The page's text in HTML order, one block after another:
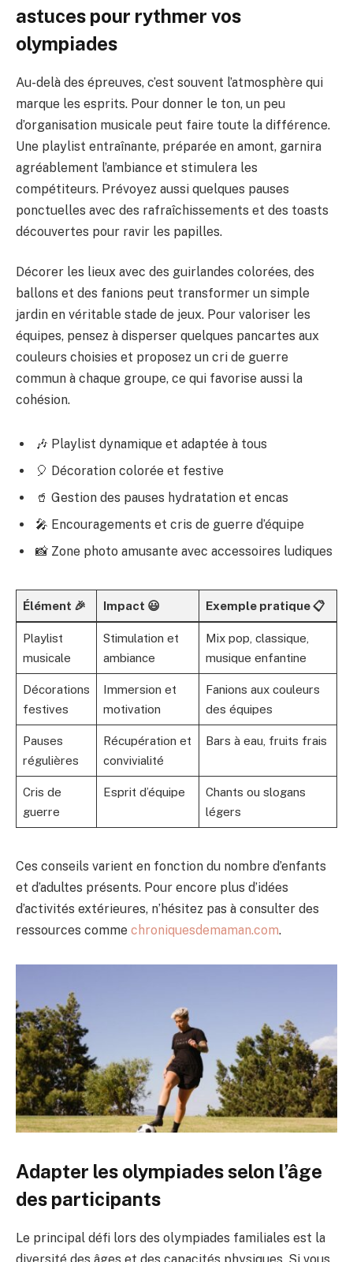
astuces pour rythmer vos
olympiades
Au-delà des épreuves, c’est souvent l’atmosphère qui
marque les esprits. Pour donner le ton, un peu
d’organisation musicale peut faire toute la différence.
Une playlist entraînante, préparée en amont, garnira
agréablement l’ambiance et stimulera les
compétiteurs. Prévoyez aussi quelques pauses
ponctuelles avec des rafraîchissements et des toasts
découvertes pour ravir les papilles.
Décorer les lieux avec des guirlandes colorées, des
ballons et des fanions peut transformer un simple
jardin en véritable stade de jeux. Pour valoriser les
équipes, pensez à disperser quelques pancartes aux
couleurs choisies et proposez un cri de guerre
commun à chaque groupe, ce qui favorise aussi la
cohésion.
🎶 Playlist dynamique et adaptée à tous
🎈 Décoration colorée et festive
🥤 Gestion des pauses hydratation et encas
🎤 Encouragements et cris de guerre d’équipe
📸 Zone photo amusante avec accessoires ludiques
Élément 🎉 Impact 😃 Exemple pratique 📋
Playlist
musicale
Stimulation et
ambiance
Mix pop, classique,
musique enfantine
Décorations
festives
Immersion et
motivation
Fanions aux couleurs
des équipes
Pauses
régulières
Récupération et
convivialité
Bars à eau, fruits frais
Cris de
guerre
Esprit d’équipe
Chants ou slogans
légers
Ces conseils varient en fonction du nombre d’enfants
et d’adultes présents. Pour encore plus d’idées
d’activités extérieures, n’hésitez pas à consulter des
ressources comme chroniquesdemaman.com.
Adapter les olympiades selon l’âge
des participants
Le principal défi lors des olympiades familiales est la